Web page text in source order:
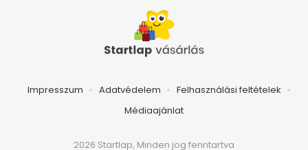
Impresszum Adatvédelem
Felhasználási feltételek
Médiaajánlat
2026 Startlap, Minden jog fenntartva